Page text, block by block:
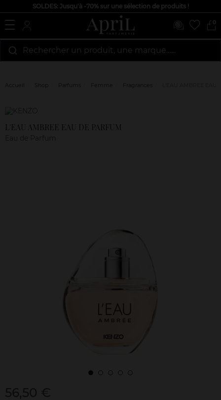
SOLDES: Jusqu'à -70% sur une sélection de produits !
0
Rechercher un produit, une marque…...
Accueil Shop Parfums Femme Fragrances
Marque
clients
L'EAU AMBREE EAU DE PARFUM